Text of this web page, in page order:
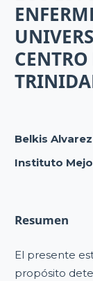
Belkis Alvarez
Instituto
Resumen
El presente
propósito